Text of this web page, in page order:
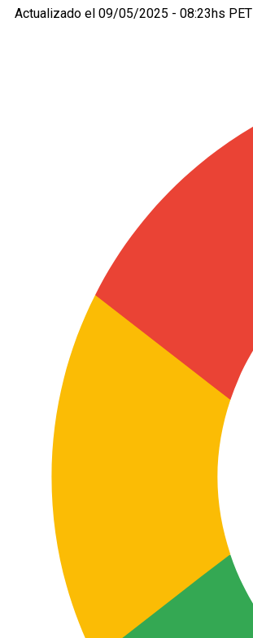
Actualizado el 09/05/2025 - 08:23hs PET